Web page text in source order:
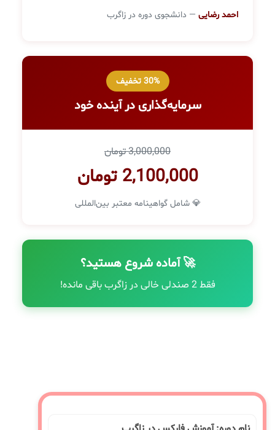
احمد رضایی — دانشجوی دوره در زاگرب
30% تخفیف
سرمایه‌گذاری در آینده خود
3,000,000 تومان
2,100,000 تومان
💎 شامل گواهینامه معتبر بین‌المللی
🚀 آماده شروع هستید؟
فقط 2 صندلی خالی در زاگرب باقی مانده!